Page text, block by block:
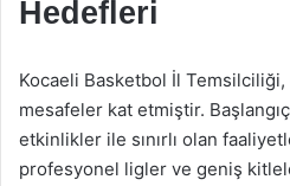
Hedefleri
Kocaeli Basketbol İl
mesafeler kat etmiştir.
etkinlikler ile sınırlı olan
profesyonel ligler ve geniş